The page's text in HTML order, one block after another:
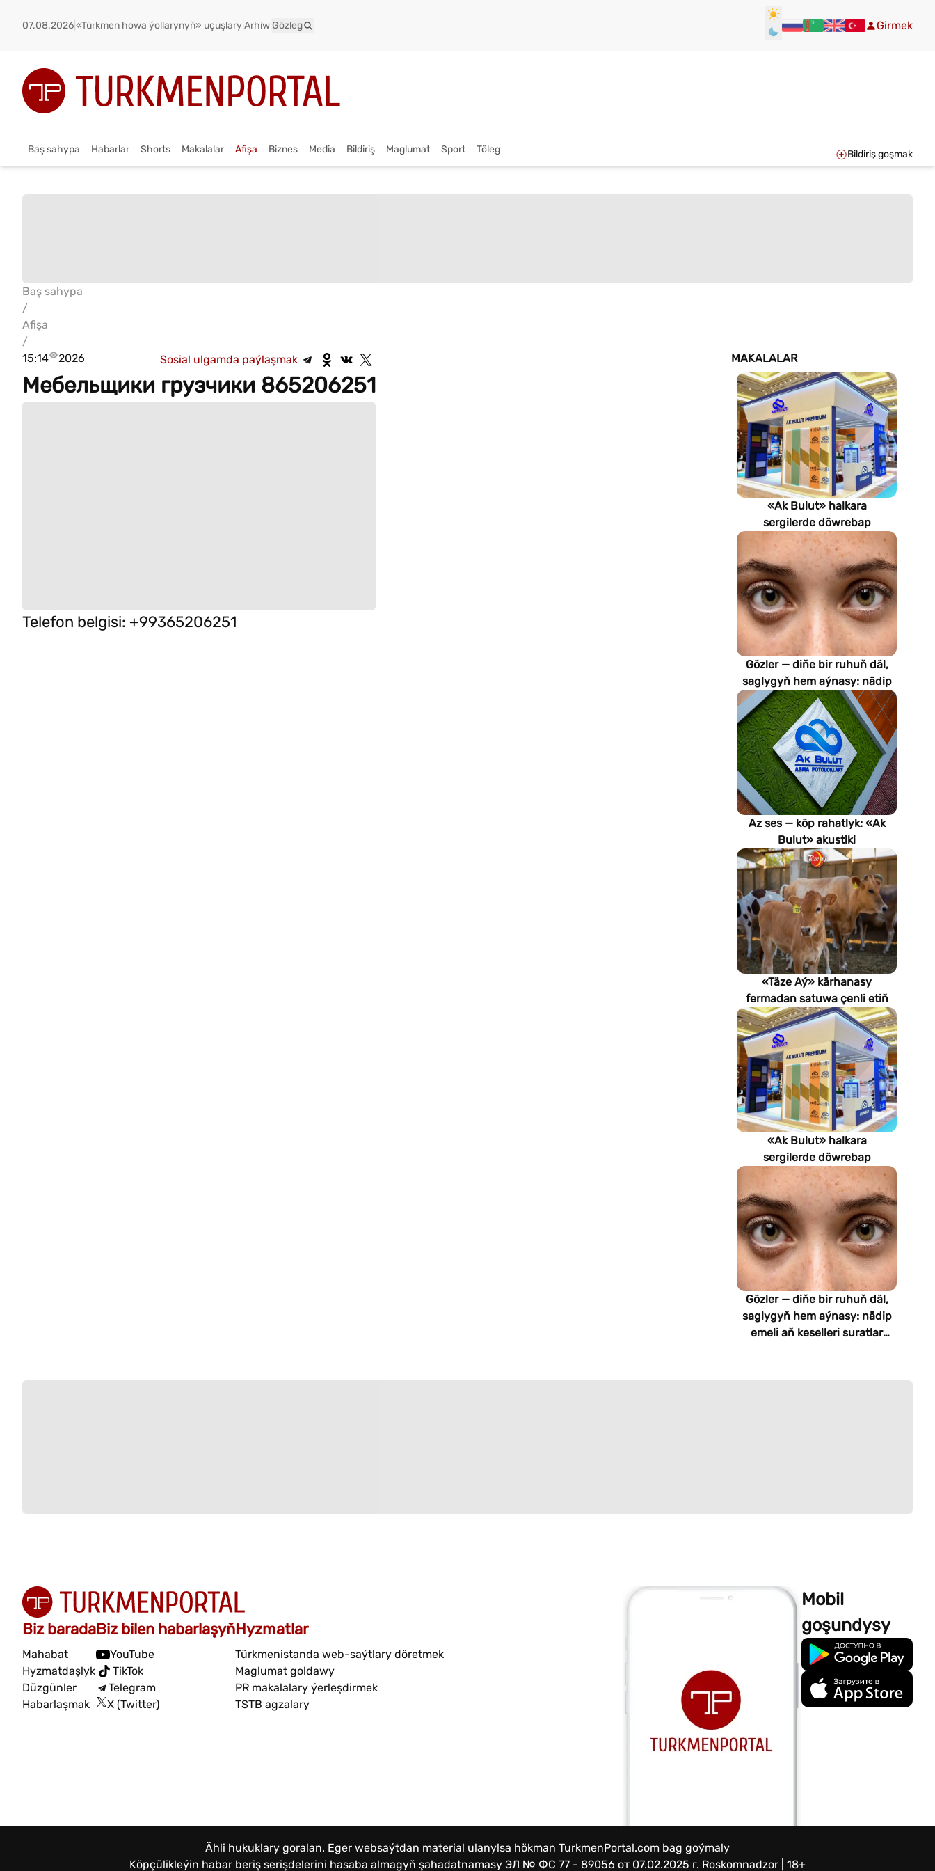
07.08.2026«Türkmen howa ýollarynyň» uçuşlaryArhiw Gözleg Girmek
Baş sahypa Habarlar Shorts Makalalar Afişa Biznes Media Bildiriş Maglumat Sport Töleg Bildiriş goşmak
Baş sahypa
/
Afişa
/
15:14
2026 Sosial ulgamda paýlaşmak
Мебельщики грузчики 865206251
Telefon belgisi: +99365206251
MAKALALAR
«Ak Bulut» halkara
sergilerde döwrebap
gurluşyk çözgütlerini
görkezýär
Gözler — diňe bir ruhuň däl,
saglygyň hem aýnasy: nädip
emeli aň keselleri suratlar
arkaly anyklaýar?
Az ses — köp rahatlyk: «Ak
Bulut» akustiki
potoloklarynyň
artykmaçlyklary
«Täze Aý» kärhanasy
fermadan satuwa çenli etiň
hilini nädip gözegçilikde
saklaýar?
«Ak Bulut» halkara
sergilerde döwrebap
gurluşyk çözgütlerini
görkezýär
Gözler — diňe bir ruhuň däl,
saglygyň hem aýnasy: nädip
emeli aň keselleri suratlar
Biz barada
Mahabat
Hyzmatdaşlyk
Düzgünler
Habarlaşmak
Biz bilen habarlaşyň
YouTube
TikTok
Telegram
X (Twitter)
Hyzmatlar
Türkmenistanda web-saýtlary döretmek
Maglumat goldawy
PR makalalary ýerleşdirmek
TSTB agzalary
Mobil
goşundysy
Ähli hukuklary goralan. Eger websaýtdan material ulanylsa hökman TurkmenPortal.com bag goýmaly
Köpçülikleýin habar beriş serişdelerini hasaba almagyň şahadatnamasy ЭЛ № ФС 77 - 89056 от 07.02.2025 г. Roskomnadzor | 18+